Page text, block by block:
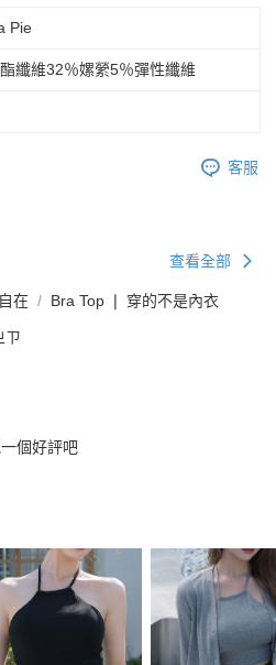
Pie
纖維32％嫘縈5％彈性纖維
客服
查看全部
在 Bra Top ❘ 穿的不是內衣
ㄗ
個好評吧